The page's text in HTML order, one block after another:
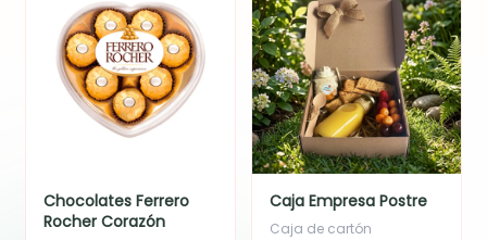
Chocolates Ferrero
Rocher Corazón
Caja Empresa Postre
Caja de cartón